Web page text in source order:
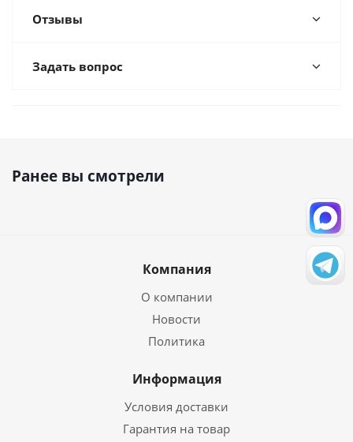
Отзывы
Задать вопрос
Ранее вы смотрели
Компания
О компании
Новости
Политика
Информация
Условия доставки
Гарантия на товар